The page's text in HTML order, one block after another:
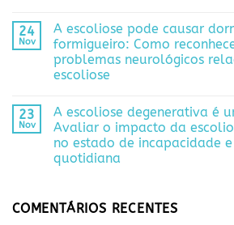
24
Nov
A escoliose pode causar
formigueiro: Como
problemas neurológicos
escoliose
23
Nov
A escoliose degenerativa é
Avaliar o impacto da
no estado de incapacidade
quotidiana
COMENTÁRIOS RECENTES